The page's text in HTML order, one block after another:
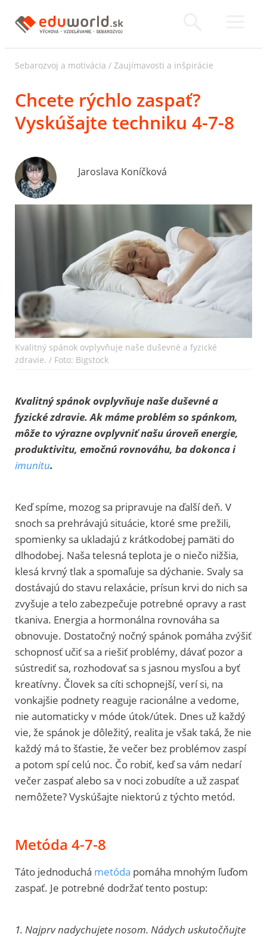
Sebarozvoj a motivácia / Zaujímavosti a inšpirácie
Chcete rýchlo zaspať?
Vyskúšajte techniku 4-7-8
Jaroslava Koníčková
Kvalitný spánok ovplyvňuje naše duševné a fyzické
zdravie. / Foto: Bigstock
Kvalitný spánok ovplyvňuje naše duševné a
fyzické zdravie. Ak máme problém so spánkom,
môže to výrazne ovplyvniť našu úroveň energie,
produktivitu, emočnú rovnováhu, ba dokonca i
imunitu.
Keď spíme, mozog sa pripravuje na ďalší deň. V
snoch sa prehrávajú situácie, ktoré sme prežili,
spomienky sa ukladajú z krátkodobej pamäti do
dlhodobej. Naša telesná teplota je o niečo nižšia,
klesá krvný tlak a spomaľuje sa dýchanie. Svaly sa
dostávajú do stavu relaxácie, prísun krvi do nich sa
zvyšuje a telo zabezpečuje potrebné opravy a rast
tkaniva. Energia a hormonálna rovnováha sa
obnovuje. Dostatočný nočný spánok pomáha zvýšiť
schopnosť učiť sa a riešiť problémy, dávať pozor a
sústrediť sa, rozhodovať sa s jasnou mysľou a byť
kreatívny. Človek sa cíti schopnejší, verí si, na
vonkajšie podnety reaguje racionálne a vedome,
nie automaticky v móde útok/útek. Dnes už každý
vie, že spánok je dôležitý, realita je však taká, že nie
každý má to šťastie, že večer bez problémov zaspí
a potom spí celú noc. Čo robiť, keď sa vám nedarí
večer zaspať alebo sa v noci zobudíte a už zaspať
nemôžete? Vyskúšajte niektorú z týchto metód.
Metóda 4-7-8
Táto jednoduchá metóda pomáha mnohým ľuďom
zaspať. Je potrebné dodržať tento postup:
1. Najprv nadychujete nosom. Nádych uskutočňujte